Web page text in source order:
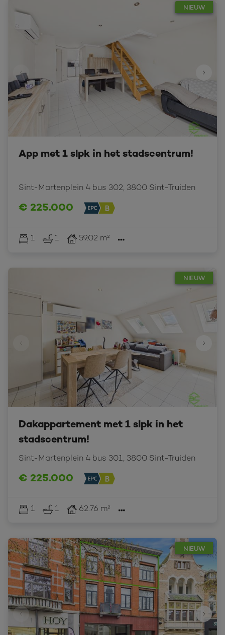
NIEUW
App met 1 slpk in het stadscentrum!
Sint-Martenplein 4 bus 302, 3800 Sint-Truiden
€ 225.000
1 1 59.02 m²
NIEUW
Dakappartement met 1 slpk in het
stadscentrum!
Sint-Martenplein 4 bus 301, 3800 Sint-Truiden
€ 225.000
1 1 62.76 m²
NIEUW